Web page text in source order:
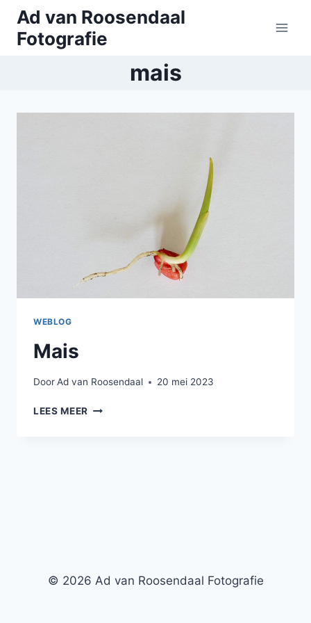
Doorgaan
naar
inhoud
Ad van Roosendaal
Fotografie
mais
WEBLOG
Mais
DoorAd van Roosendaal 20 mei 2023
LEES MEER MAIS
© 2026 Ad van Roosendaal Fotografie